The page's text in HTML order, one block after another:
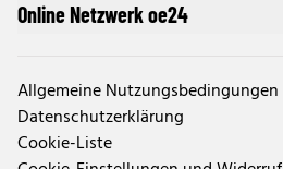
Online Netzwerk oe24
Allgemeine Nutzungsbedingungen
Datenschutzerklärung
Cookie-Liste